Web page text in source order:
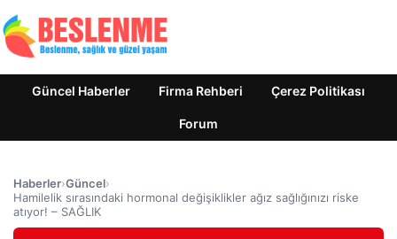
Güncel Haberler Firma Rehberi Çerez Politikası
Forum
Haberler›Güncel›
Hamilelik sırasındaki hormonal değişiklikler ağız sağlığınızı riske
atıyor! – SAĞLIK